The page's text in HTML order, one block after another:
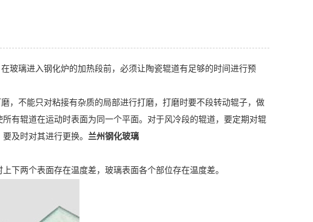
璃进入钢化炉的加热段前，必须让陶瓷辊道有足够的时间进行预
不能只对粘接有杂质的局部进行打磨，打磨时要不段转动辊子，做
有辊道在运动时表面为同一个平面。对于风冷段的辊道，要定期对辊
及时对其进行更换。 兰州钢化玻璃
两个表面存在温度差，玻璃表面各个部位存在温度差。